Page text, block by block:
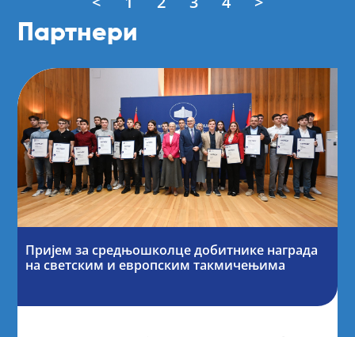
Партнери
Пријем за средњошколце добитнике награда
на светским и европским такмичењима